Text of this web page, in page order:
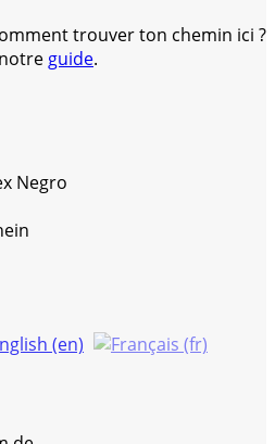
trouver ton chemin ici ?
guide.
Negro